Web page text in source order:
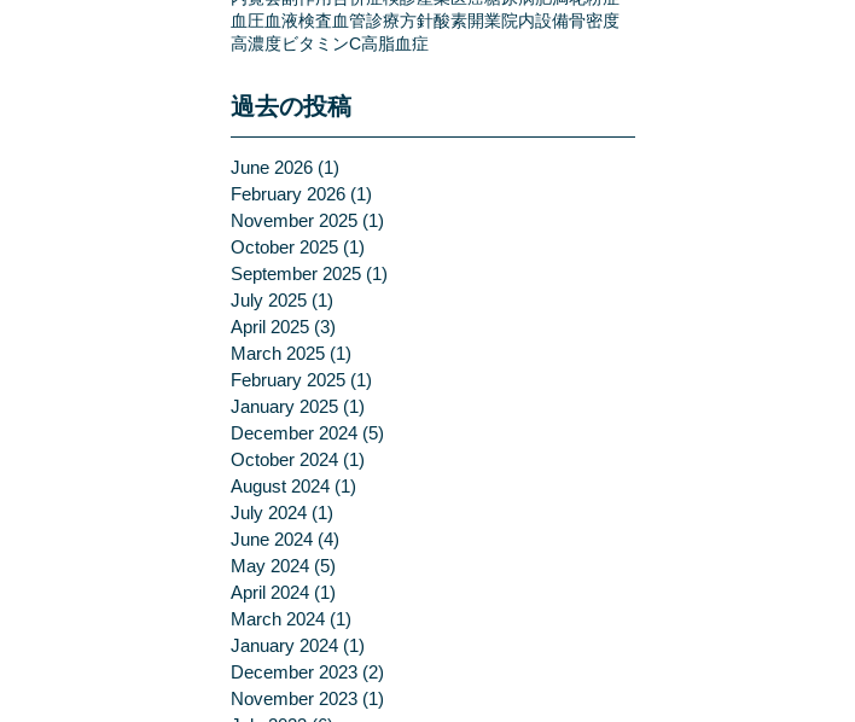
血圧血液検査血管診療方針酸素開業院内設備骨密度
高濃度ビタミンC高脂血症
過去の投稿
June 2026 (1)
February 2026 (1)
November 2025 (1)
October 2025 (1)
September 2025 (1)
July 2025 (1)
April 2025 (3)
March 2025 (1)
February 2025 (1)
January 2025 (1)
December 2024 (5)
October 2024 (1)
August 2024 (1)
July 2024 (1)
June 2024 (4)
May 2024 (5)
April 2024 (1)
March 2024 (1)
January 2024 (1)
December 2023 (2)
November 2023 (1)